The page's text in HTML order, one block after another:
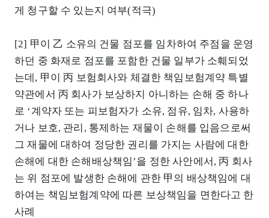
게 청구할 수 있는지 여부(적극)
[2] 甲이 乙 소유의 건물 점포를 임차하여 주점을 운영
하던 중 화재로 점포를 포함한 건물 일부가 소훼되었
는데, 甲이 丙 보험회사와 체결한 책임보험계약 특별
약관에서 丙 회사가 보상하지 아니하는 손해 중 하나
로 ‘계약자 또는 피보험자가 소유, 점유, 임차, 사용하
거나 보호, 관리, 통제하는 재물이 손해를 입음으로써
그 재물에 대하여 정당한 권리를 가지는 사람에 대한
손해에 대한 손해배상책임’을 정한 사안에서, 丙 회사
는 위 점포에 발생한 손해에 관한 甲의 배상책임에 대
하여는 책임보험계약에 따른 보상책임을 면한다고 한
사례